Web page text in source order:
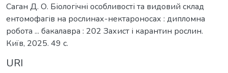
Саган Д. О. Біологічні особливості та видовий склад
ентомофагів на рослинах-нектароносах : дипломна
робота ... бакалавра : 202 Захист і карантин рослин.
Київ, 2025. 49 с.
URI